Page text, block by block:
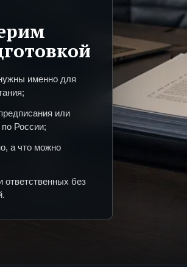
именно для
или
России;
а что можно
ответственных без